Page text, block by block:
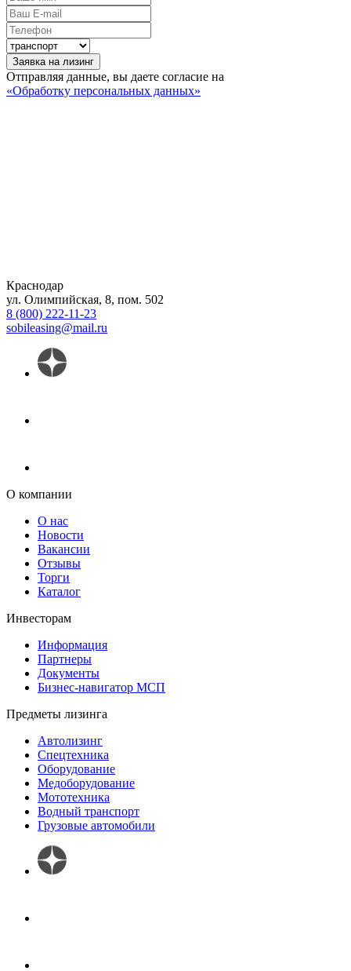
Заявка на лизинг
Отправляя данные, вы даете согласие на
«Обработку персональных данных»
Краснодар
ул. Олимпийская, 8, пом. 502
8 (800) 222-11-23
sobileasing@mail.ru
О компании
О нас
Новости
Вакансии
Отзывы
Торги
Каталог
Инвесторам
Информация
Партнеры
Документы
Бизнес-навигатор МСП
Предметы лизинга
Автолизинг
Спецтехника
Оборудование
Медоборудование
Мототехника
Водный транспорт
Грузовые автомобили